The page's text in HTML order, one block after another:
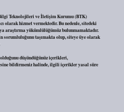
Teknolojileri ve İletişim Kurumu (BTK)
olarak hizmet vermektedir. Bu nedenle, sitedeki
araştırma yükümlülüğümüz bulunmamaktadır.
sorumluluğunu taşımakta olup, siteye üye olarak
düşündüğünüz içerikleri,
bildirmeniz halinde, ilgili içerikler yasal süre